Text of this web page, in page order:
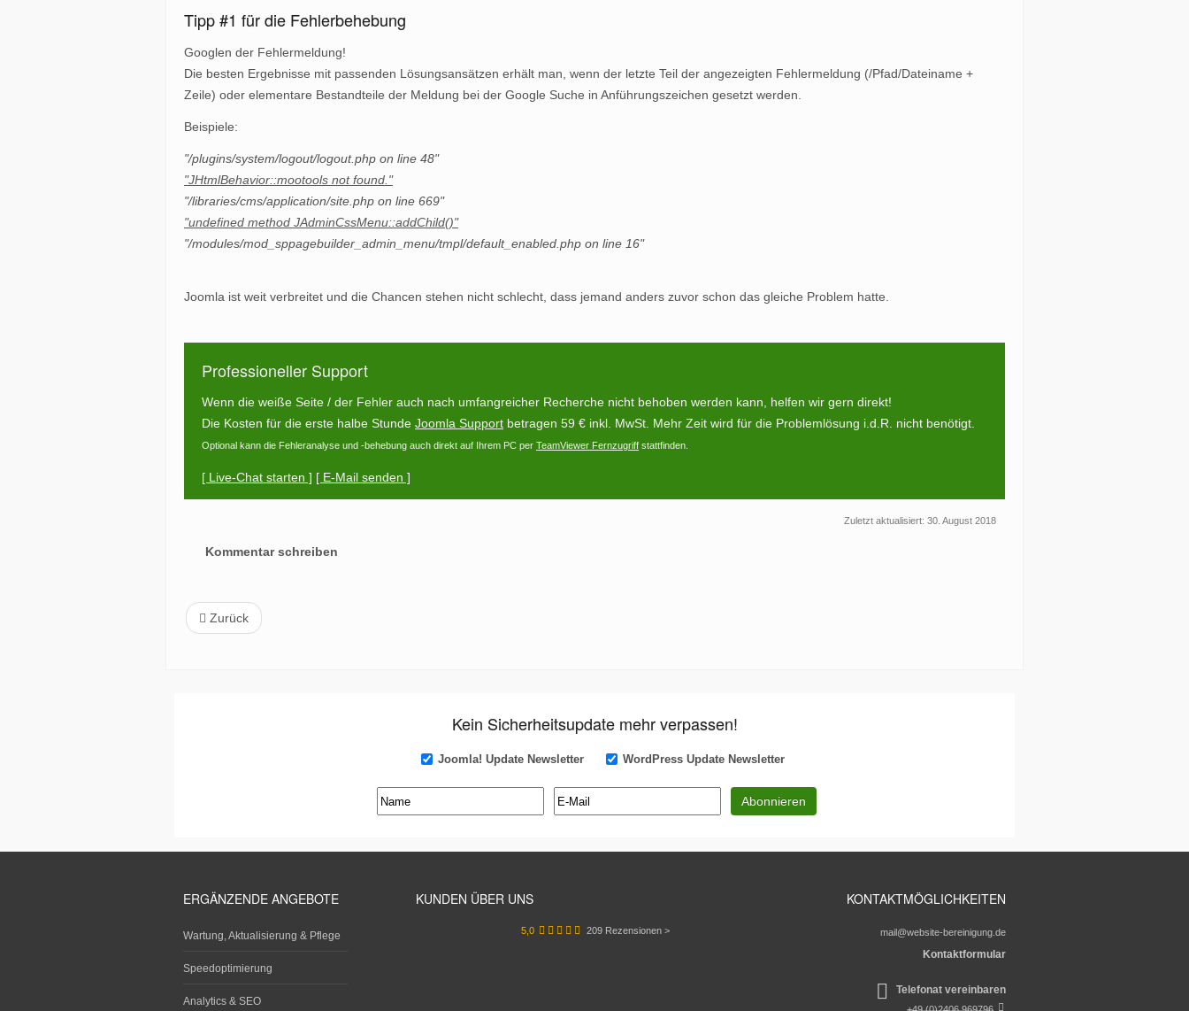
Tipp #1 für die Fehlerbehebung
Googlen der Fehlermeldung!
Die besten Ergebnisse mit passenden Lösungsansätzen erhält man, wenn der letzte Teil der angezeigten Fehlermeldung (/Pfad/Dateiname +
Zeile) oder elementare Bestandteile der Meldung bei der Google Suche in Anführungszeichen gesetzt werden.
Beispiele:
"/plugins/system/logout/logout.php on line 48"
"JHtmlBehavior::mootools not found."
"/libraries/cms/application/site.php on line 669"
"undefined method JAdminCssMenu::addChild()"
"/modules/mod_sppagebuilder_admin_menu/tmpl/default_enabled.php on line 16"
Joomla ist weit verbreitet und die Chancen stehen nicht schlecht, dass jemand anders zuvor schon das gleiche Problem hatte.
Professioneller Support
Wenn die weiße Seite / der Fehler auch nach umfangreicher Recherche nicht behoben werden kann, helfen wir gern direkt!
Die Kosten für die erste halbe Stunde Joomla Support betragen 59 € inkl. MwSt. Mehr Zeit wird für die Problemlösung i.d.R. nicht benötigt.
Optional kann die Fehleranalyse und -behebung auch direkt auf Ihrem PC per TeamViewer Fernzugriff stattfinden.
[ Live-Chat starten ] [ E-Mail senden ]
Zuletzt aktualisiert: 30. August 2018
Kommentar schreiben
Zurück
Kein Sicherheitsupdate mehr verpassen!
Joomla! Update Newsletter WordPress Update Newsletter
ERGÄNZENDE ANGEBOTE
Wartung, Aktualisierung & Pflege
Speedoptimierung
Analytics & SEO
KUNDEN ÜBER UNS
5,0 209Rezensionen >
KONTAKTMÖGLICHKEITEN
mail@website-bereinigung.de
Kontaktformular
Telefonat vereinbaren